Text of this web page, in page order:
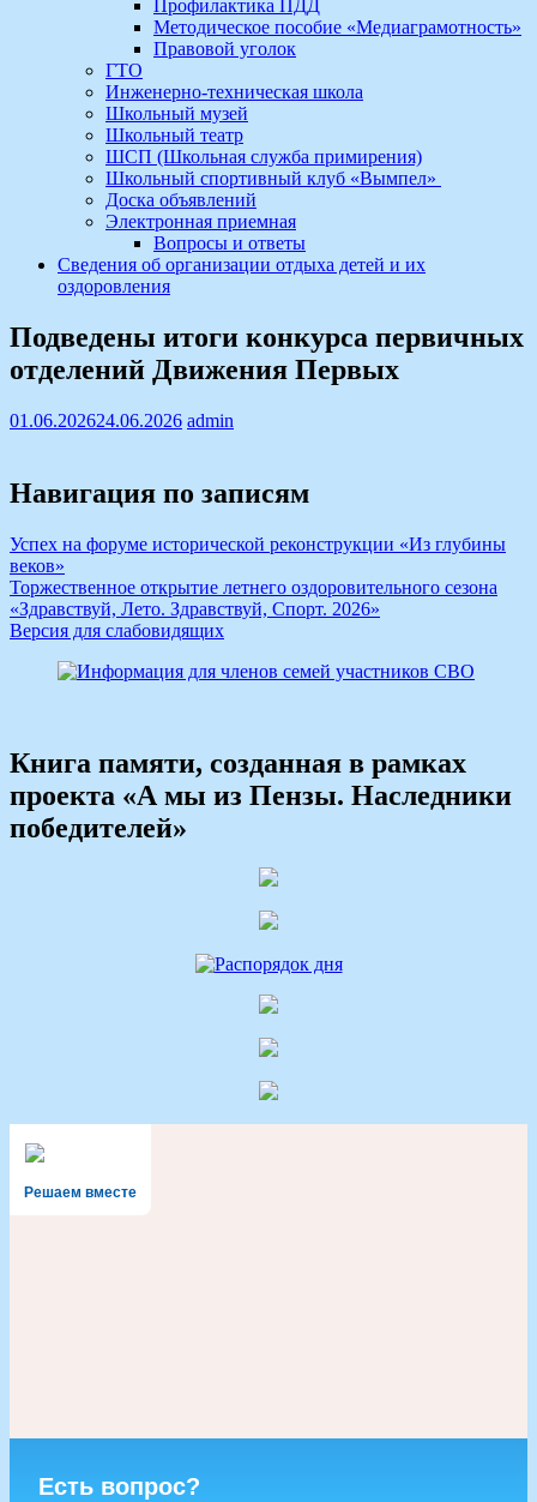
Профилактика ПДД
Методическое пособие «Медиаграмотность»
Правовой уголок
ГТО
Инженерно-техническая школа
Школьный музей
Школьный театр
ШСП (Школьная служба примирения)
Школьный спортивный клуб «Вымпел»
Доска объявлений
Электронная приемная
Вопросы и ответы
Сведения об организации отдыха детей и их
оздоровления
Подведены итоги конкурса первичных
отделений Движения Первых
01.06.202624.06.2026 admin
Навигация по записям
Успех на форуме исторической реконструкции «Из глубины
веков»
Торжественное открытие летнего оздоровительного сезона
«Здравствуй, Лето. Здравствуй, Спорт. 2026»
Версия для слабовидящих
Книга памяти, созданная в рамках
проекта «А мы из Пензы. Наследники
победителей»
Решаем вместе
Есть вопрос?